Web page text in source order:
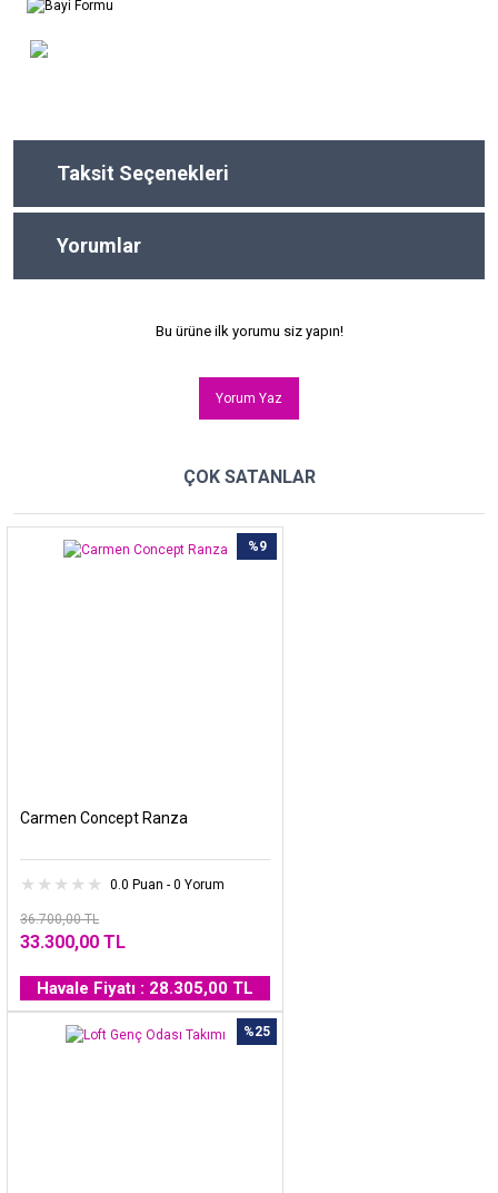
Taksit Seçenekleri
Yorumlar
Bu ürüne ilk yorumu siz yapın!
Yorum Yaz
ÇOK SATANLAR
%9
Carmen Concept Ranza
0.0 Puan - 0 Yorum
36.700,00 TL
33.300,00 TL
Havale Fiyatı : 28.305,00 TL
%25